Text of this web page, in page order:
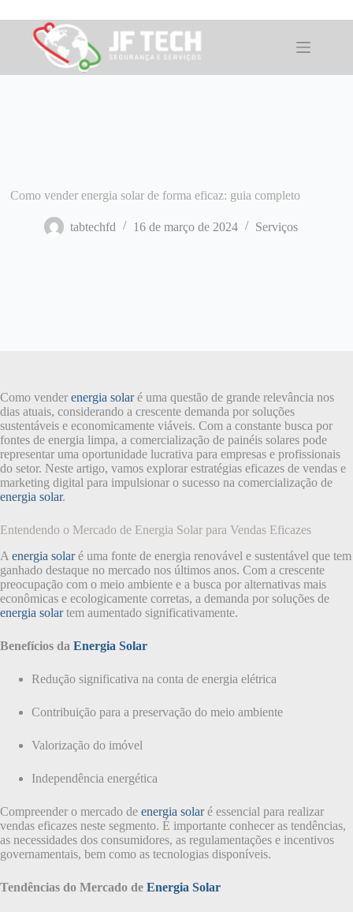
para
conteúdo
Como vender energia solar de forma eficaz: guia completo
tabtechfd 16 de março de 2024 Serviços
Como vender energia solaré uma questão de grande relevância nos
dias atuais, considerando a crescente demanda por soluções
sustentáveis e economicamente viáveis. Com a constante busca por
fontes de energia limpa, a comercialização de painéis solares pode
representar uma oportunidade lucrativa para empresas e profissionais
do setor. Neste artigo, vamos explorar estratégias eficazes de vendas e
marketing digital para impulsionar o sucesso na comercialização de
energia solar.
Entendendo o Mercado de Energia Solar para Vendas Eficazes
A energia solaré uma fonte de energia renovável e sustentável que tem
ganhado destaque no mercado nos últimos anos. Com a crescente
preocupação com o meio ambiente e a busca por alternativas mais
econômicas e ecologicamente corretas, a demanda por soluções de
energia solartem aumentado significativamente.
Benefícios da Energia Solar
Redução significativa na conta de energia elétrica
Contribuição para a preservação do meio ambiente
Valorização do imóvel
Independência energética
Compreender o mercado de energia solaré essencial para realizar
vendas eficazes neste segmento. É importante conhecer as tendências,
as necessidades dos consumidores, as regulamentações e incentivos
governamentais, bem como as tecnologias disponíveis.
Tendências do Mercado de Energia Solar